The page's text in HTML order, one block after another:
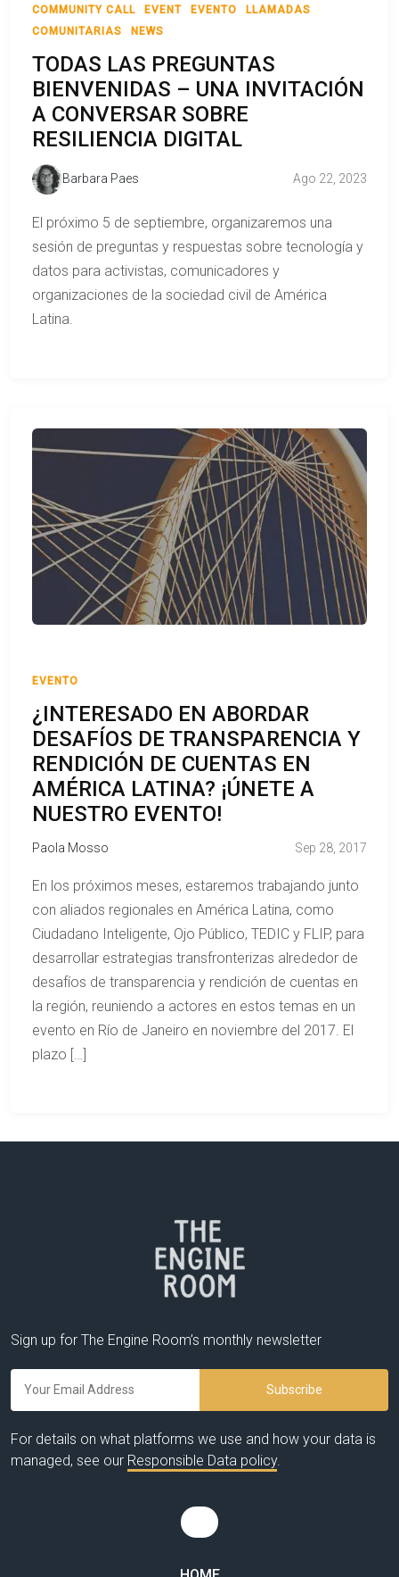
COMMUNITY CALL EVENT EVENTO
LLAMADAS
COMUNITARIAS
NEWS
TODAS LAS PREGUNTAS
BIENVENIDAS – UNA INVITACIÓN
A CONVERSAR SOBRE
RESILIENCIA DIGITAL
Barbara Paes Ago 22, 2023
El próximo 5 de septiembre, organizaremos una
sesión de preguntas y respuestas sobre tecnología y
datos para activistas, comunicadores y
organizaciones de la sociedad civil de América
Latina.
EVENTO
¿INTERESADO EN ABORDAR
DESAFÍOS DE TRANSPARENCIA Y
RENDICIÓN DE CUENTAS EN
AMÉRICA LATINA? ¡ÚNETE A
NUESTRO EVENTO!
Paola Mosso Sep 28, 2017
En los próximos meses, estaremos trabajando junto
con aliados regionales en América Latina, como
Ciudadano Inteligente, Ojo Público, TEDIC y FLIP, para
desarrollar estrategias transfronterizas alrededor de
desafíos de transparencia y rendición de cuentas en
la región, reuniendo a actores en estos temas en un
evento en Río de Janeiro en noviembre del 2017. El
plazo […]
Sign up for The Engine Room’s monthly newsletter
For details on what platforms we use and how your data is
managed, see our Responsible Data policy.